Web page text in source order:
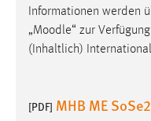
Informationen werden
„Moodle“ zur
(Inhaltlich)
[PDF] MHB ME